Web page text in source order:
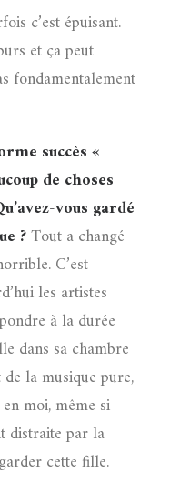
c’est épuisant.
et ça peut
fondamentalement
succès «
de choses
vous gardé
?Tout a changé
C’est
les artistes
à la durée
dans sa chambre
la musique pure,
moi, même si
distraite par la
cette fille.